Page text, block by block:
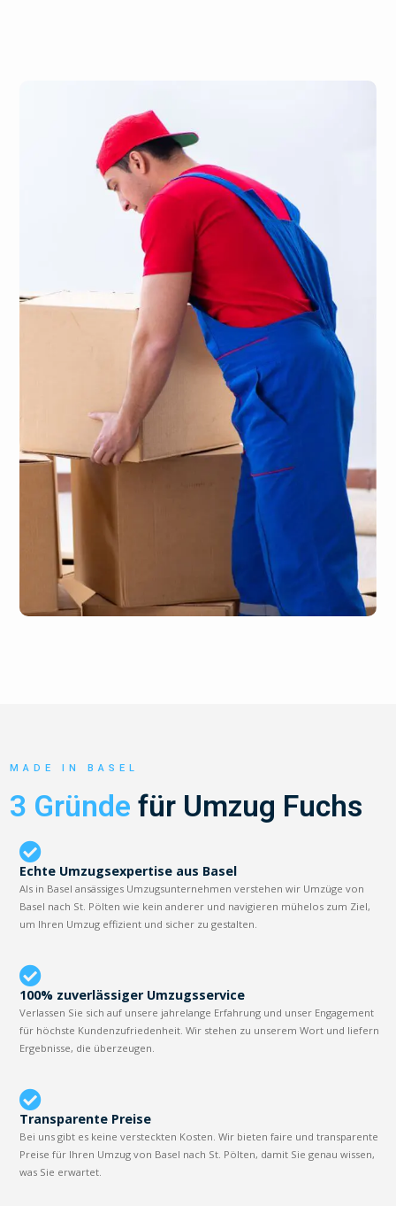
MADE IN BASEL
3 Gründe für Umzug Fuchs
Echte Umzugsexpertise aus Basel
Als in Basel ansässiges Umzugsunternehmen verstehen wir Umzüge von
Basel nach St. Pölten wie kein anderer und navigieren mühelos zum Ziel,
um Ihren Umzug effizient und sicher zu gestalten.
100% zuverlässiger Umzugsservice
Verlassen Sie sich auf unsere jahrelange Erfahrung und unser Engagement
für höchste Kundenzufriedenheit. Wir stehen zu unserem Wort und liefern
Ergebnisse, die überzeugen.
Transparente Preise
Bei uns gibt es keine versteckten Kosten. Wir bieten faire und transparente
Preise für Ihren Umzug von Basel nach St. Pölten, damit Sie genau wissen,
was Sie erwartet.